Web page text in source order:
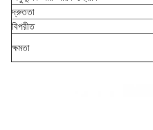
দ্রুততা
বিপরীত
ক্ষমতা